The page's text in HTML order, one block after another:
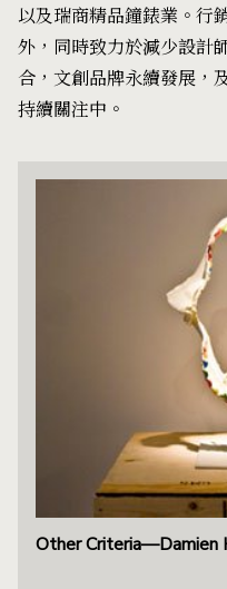
以及瑞商精品鐘錶業。行
外，同時致力於減少設計
合，文創品牌永續發展，
持續關注中。
Other Criteria—Damien